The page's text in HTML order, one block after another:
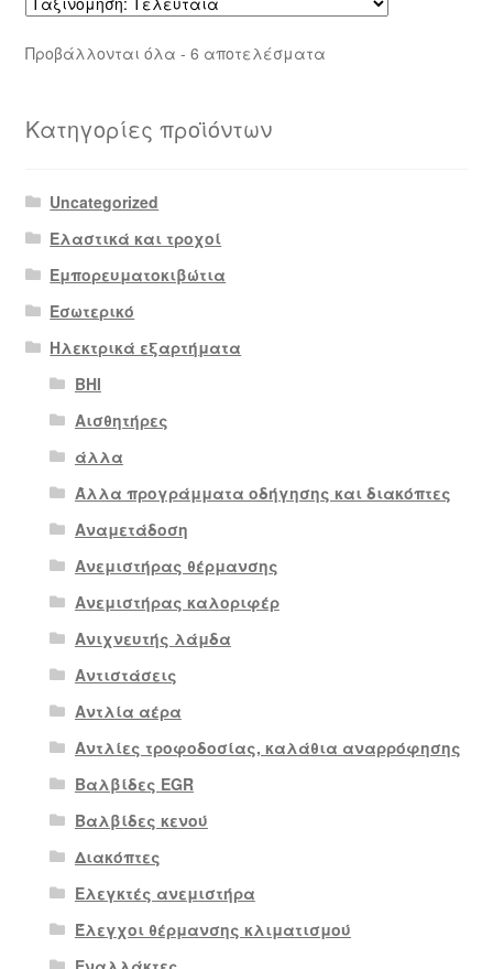
Προβάλλονται όλα - 6 αποτελέσματαSorted
Κατηγορίες προϊόντων
Uncategorized
Ελαστικά και τροχοί
Εμπορευματοκιβώτια
Εσωτερικό
Ηλεκτρικά εξαρτήματα
BHI
Αισθητήρες
άλλα
Άλλα προγράμματα οδήγησης και διακόπτες
Αναμετάδοση
Ανεμιστήρας θέρμανσης
Ανεμιστήρας καλοριφέρ
Ανιχνευτής λάμδα
Αντιστάσεις
Αντλία αέρα
Αντλίες τροφοδοσίας, καλάθια αναρρόφησης
Βαλβίδες EGR
Βαλβίδες κενού
Διακόπτες
Ελεγκτές ανεμιστήρα
Έλεγχοι θέρμανσης κλιματισμού